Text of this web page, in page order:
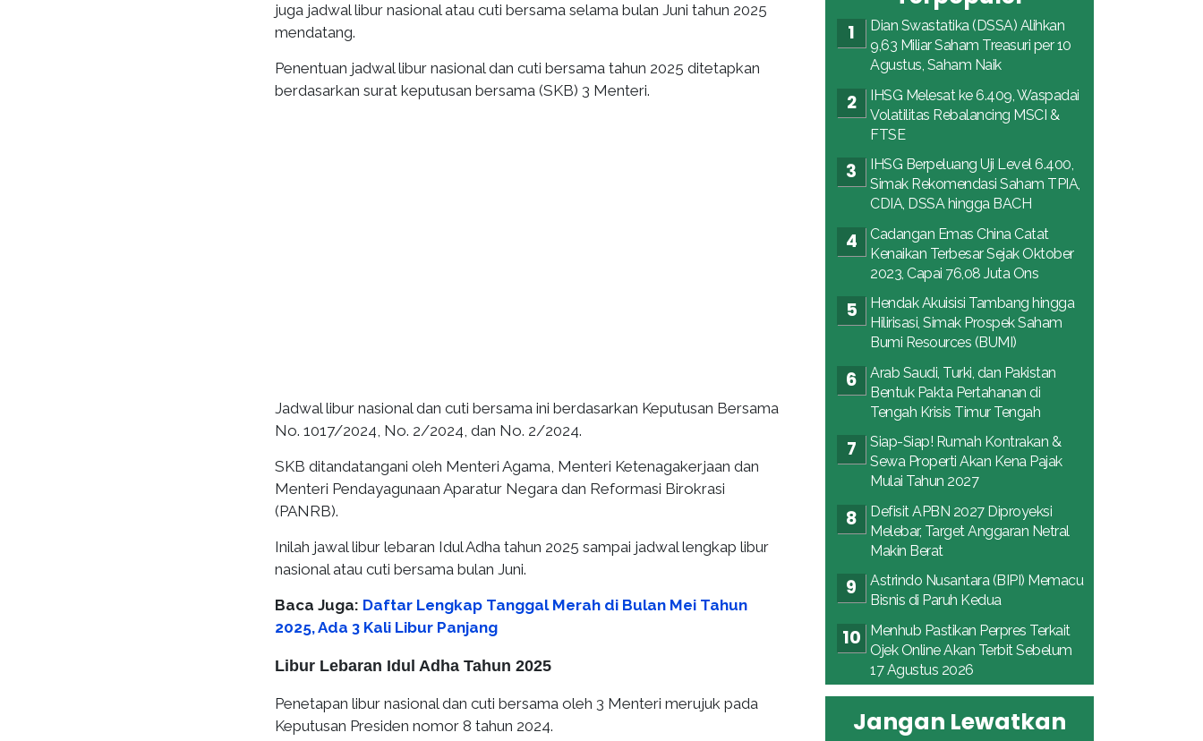
juga jadwal libur nasional atau cuti bersama selama bulan Juni tahun 2025
mendatang.
Penentuan jadwal libur nasional dan cuti bersama tahun 2025 ditetapkan
berdasarkan surat keputusan bersama (SKB) 3 Menteri.
Jadwal libur nasional dan cuti bersama ini berdasarkan Keputusan Bersama
No. 1017/2024, No. 2/2024, dan No. 2/2024.
SKB ditandatangani oleh Menteri Agama, Menteri Ketenagakerjaan dan
Menteri Pendayagunaan Aparatur Negara dan Reformasi Birokrasi
(PANRB).
Inilah jawal libur lebaran Idul Adha tahun 2025 sampai jadwal lengkap libur
nasional atau cuti bersama bulan Juni.
Baca Juga: Daftar Lengkap Tanggal Merah di Bulan Mei Tahun
2025, Ada 3 Kali Libur Panjang
Libur Lebaran Idul Adha Tahun 2025
Penetapan libur nasional dan cuti bersama oleh 3 Menteri merujuk pada
Keputusan Presiden nomor 8 tahun 2024.
Dian Swastatika (DSSA) Alihkan
9,63 Miliar Saham Treasuri per 10
Agustus, Saham Naik
IHSG Melesat ke 6.409, Waspadai
Volatilitas Rebalancing MSCI &
FTSE
IHSG Berpeluang Uji Level 6.400,
Simak Rekomendasi Saham TPIA,
CDIA, DSSA hingga BACH
Cadangan Emas China Catat
Kenaikan Terbesar Sejak Oktober
2023, Capai 76,08 Juta Ons
Hendak Akuisisi Tambang hingga
Hilirisasi, Simak Prospek Saham
Bumi Resources (BUMI)
Arab Saudi, Turki, dan Pakistan
Bentuk Pakta Pertahanan di
Tengah Krisis Timur Tengah
Siap-Siap! Rumah Kontrakan &
Sewa Properti Akan Kena Pajak
Mulai Tahun 2027
Defisit APBN 2027 Diproyeksi
Melebar, Target Anggaran Netral
Makin Berat
Astrindo Nusantara (BIPI) Memacu
Bisnis di Paruh Kedua
Menhub Pastikan Perpres Terkait
Ojek Online Akan Terbit Sebelum
17 Agustus 2026
Jangan Lewatkan